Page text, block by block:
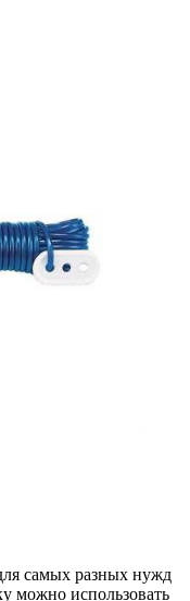
самых разных нужд
можно использовать